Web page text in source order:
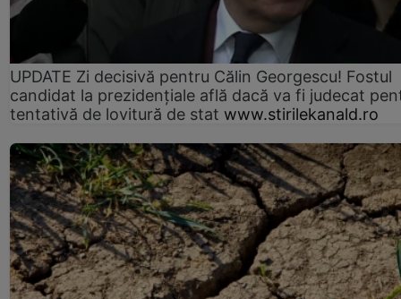
UPDATE Zi decisivă pentru Călin Georgescu! Fostul
candidat la prezidențiale află dacă va fi judecat
tentativă de lovitură de stat www.stirilekanald.ro